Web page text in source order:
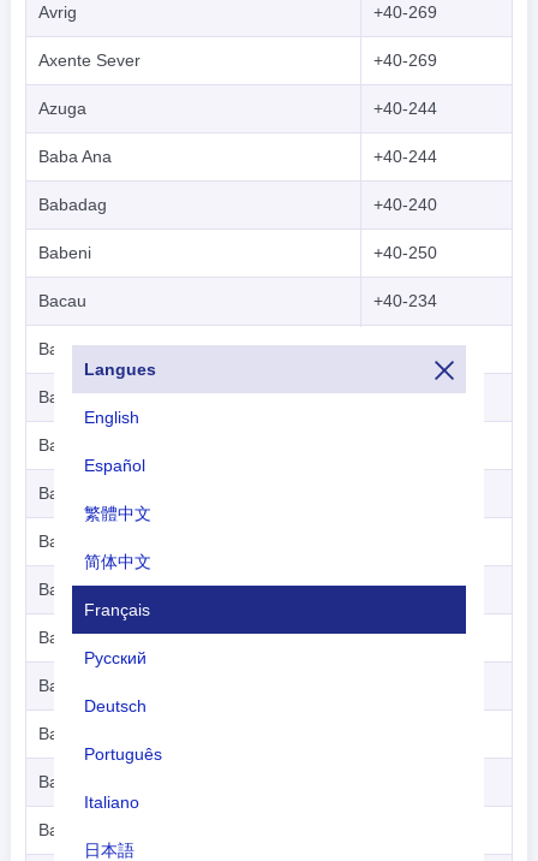
Langues
English
Español
繁體中文
简体中文
Français
Русский
Deutsch
Português
Italiano
日本語
Avrig +40-269
Axente Sever +40-269
Azuga +40-244
Baba Ana +40-244
Babadag +40-240
Babeni +40-250
Bacau +40-234
Bacia +40-254
Baia Mare +40-262
Baia Sprie
Baicoi
Baiculesti
Baile Felix +40-259
Baile Govora +40-250
Baile Herculane
Baile Olanesti
Bailesti
Bals